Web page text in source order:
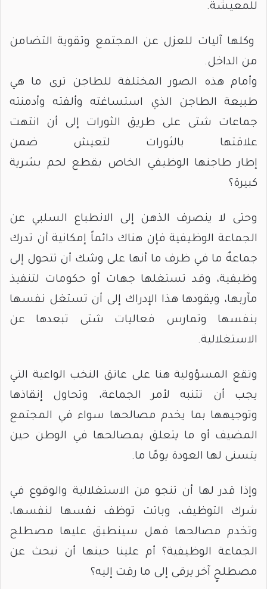
للمعيشة.
وكلها آليات للعزل عن المجتمع وتقوية التضامن
من الداخل.
وأمام هذه الصور المختلفة للطاجن ترى ما هي
طبيعة الطاجن الذي استساغته وألفته وأدمنته
جماعات شتى على طريق الثورات إلى أن انتهت
علاقتها بالثورات لتعيش ضمن
إطار طاجنها الوظيفي الخاص بقطع لحم بشرية
كبيرة؟
وحتى لا ينصرف الذهن إلى الانطباع السلبي عن
الجماعة الوظيفية فإن هناك دائماً إمكانية أن تدرك
جماعةٌ ما في ظرف ما أنها على وشك أن تتحول إلى
وظيفية، وقد تستغلها جهات أو حكومات لتنفيذ
مآربها، ويقودها هذا الإدراك إلى أن تستغل نفسها
بنفسها وتمارس فعاليات شتى تبعدها عن
الاستغلالية.
وتقع المسؤولية هنا على عاتق النخب الواعية التي
يجب أن تتنبه لأمر الجماعة، وتحاول إنقاذها
وتوجيهها بما يخدم مصالحها سواء في المجتمع
المضيف أو ما يتعلق بمصالحها في الوطن حين
يتسنى لها العودة يومًا ما.
وإذا قدر لها أن تنجو من الاستغلالية والوقوع في
شرك التوظيف، وباتت توظف نفسها لنفسها،
وتخدم مصالحها فهل سينطبق عليها مصطلح
الجماعة الوظيفية؟ أم علينا حينها أن نبحث عن
مصطلحٍ آخر يرقى إلى ما رقت إليه؟